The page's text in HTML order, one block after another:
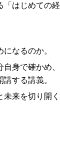
「はじめての経
になるのか。
身で確かめ、
する講義。
来を切り開く